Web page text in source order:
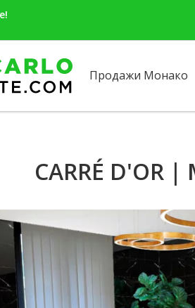
Продажи Монако
CARRÉ D'OR |